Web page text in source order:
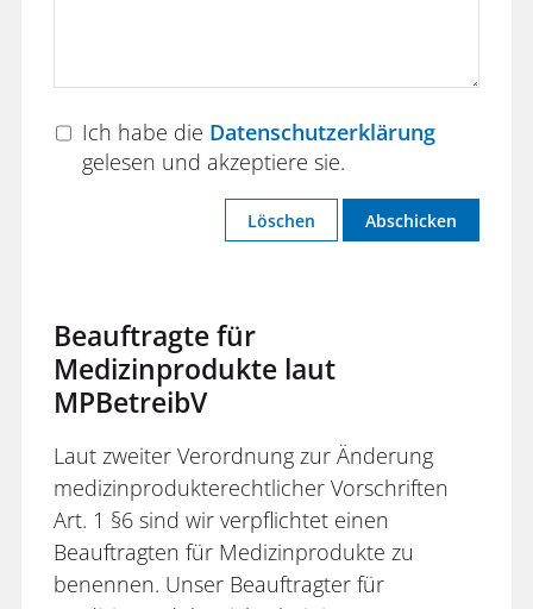
Ich habe die Datenschutzerklärung
gelesen und akzeptiere sie.
Löschen Abschicken
Beauftragte für
Medizinprodukte laut
MPBetreibV
Laut zweiter Verordnung zur Änderung
medizinprodukterechtlicher Vorschriften
Art. 1 §6 sind wir verpflichtet einen
Beauftragten für Medizinprodukte zu
benennen. Unser Beauftragter für